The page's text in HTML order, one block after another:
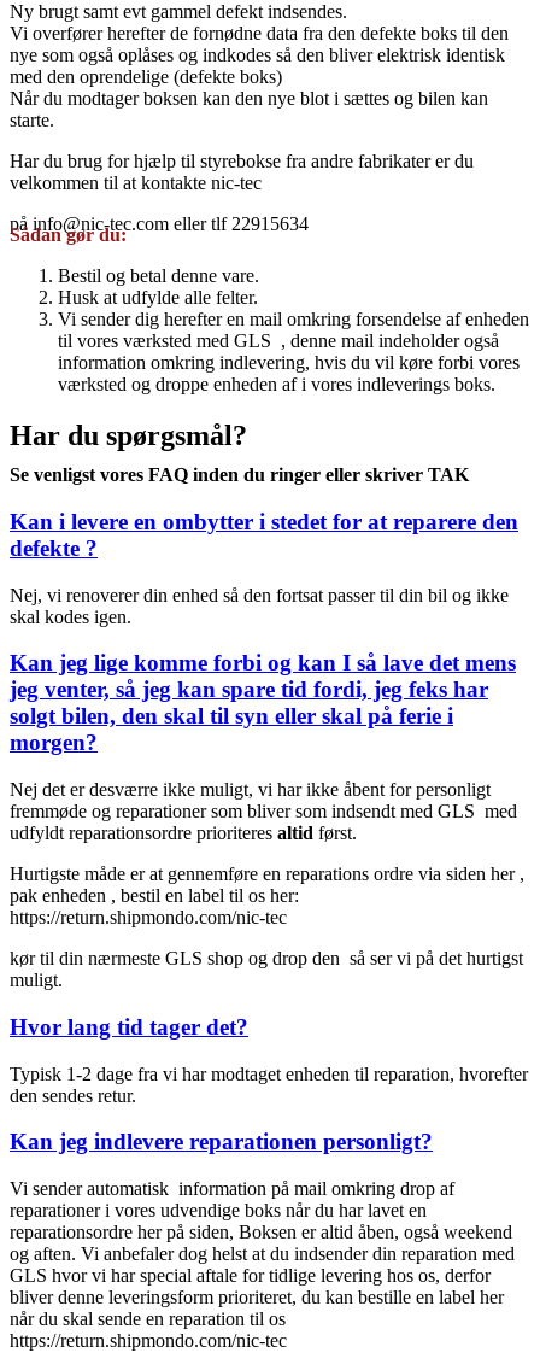
Ny brugt samt evt gammel defekt indsendes.
Vi overfører herefter de fornødne data fra den defekte boks til den
nye som også oplåses og indkodes så den bliver elektrisk identisk
med den oprendelige (defekte boks)
Når du modtager boksen kan den nye blot i sættes og bilen kan
starte.
Har du brug for hjælp til styrebokse fra andre fabrikater er du
velkommen til at kontakte nic-tec
på info@nic-tec.com eller tlf 22915634
Sådan gør du:
Bestil og betal denne vare.
Husk at udfylde alle felter.
Vi sender dig herefter en mail omkring forsendelse af enheden
til vores værksted med GLS , denne mail indeholder også
information omkring indlevering, hvis du vil køre forbi vores
værksted og droppe enheden af i vores indleverings boks.
Har du spørgsmål?
Se venligst vores FAQ inden du ringer eller skriver TAK
Kan i levere en ombytter i stedet for at reparere den
defekte ?
Nej, vi renoverer din enhed så den fortsat passer til din bil og ikke
skal kodes igen.
Kan jeg lige komme forbi og kan I så lave det mens
jeg venter, så jeg kan spare tid fordi, jeg feks har
solgt bilen, den skal til syn eller skal på ferie i
morgen?
Nej det er desværre ikke muligt, vi har ikke åbent for personligt
fremmøde og reparationer som bliver som indsendt med GLS med
udfyldt reparationsordre prioriteres altid først.
Hurtigste måde er at gennemføre en reparations ordre via siden her ,
pak enheden , bestil en label til os her:
https://return.shipmondo.com/nic-tec
kør til din nærmeste GLS shop og drop den så ser vi på det hurtigst
muligt.
Hvor lang tid tager det?
Typisk 1-2 dage fra vi har modtaget enheden til reparation, hvorefter
den sendes retur.
Kan jeg indlevere reparationen personligt?
Vi sender automatisk information på mail omkring drop af
reparationer i vores udvendige boks når du har lavet en
reparationsordre her på siden, Boksen er altid åben, også weekend
og aften. Vi anbefaler dog helst at du indsender din reparation med
GLS hvor vi har special aftale for tidlige levering hos os, derfor
bliver denne leveringsform prioriteret, du kan bestille en label her
når du skal sende en reparation til os
https://return.shipmondo.com/nic-tec